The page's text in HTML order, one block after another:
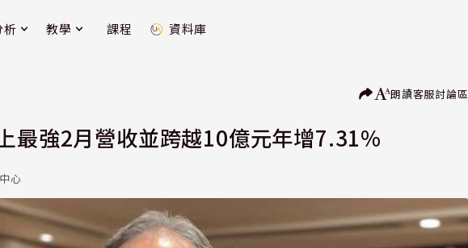
析 教學 課程 資料庫
朗讀客服討論區
最強2月營收並跨越10億元年增7.31%
心